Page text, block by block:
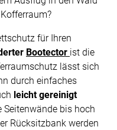
für Ihren
Bootector ist die
lässt sich
durch einfaches
leicht gereinigt
Seitenwände bis hoch
Rücksitzbank werden